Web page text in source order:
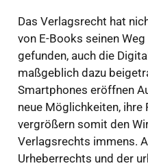
Das Verlagsrecht hat
von E-Books seinen
gefunden, auch die
maßgeblich dazu
Smartphones eröffnen
neue Möglichkeiten, ihre
vergrößern somit den
Verlagsrechts immens.
Urheberrechts und der